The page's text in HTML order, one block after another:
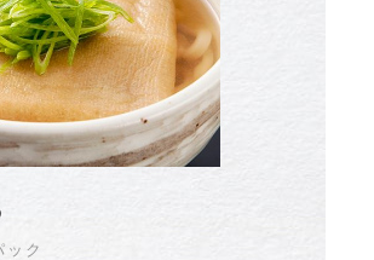
ック